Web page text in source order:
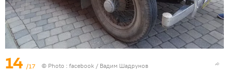
14 /17 © Photo : facebook / Вадим Шадрунов